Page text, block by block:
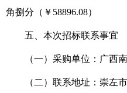
角捌分（￥58896.08）
五、本次招标联系事宜
（一）采购单位：广西
（二）联系地址：崇左